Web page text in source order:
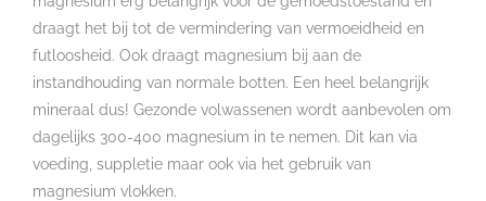
draagt het bij tot de vermindering van vermoeidheid en
futloosheid. Ook draagt magnesium bij aan de
instandhouding van normale botten. Een heel belangrijk
mineraal dus! Gezonde volwassenen wordt aanbevolen om
dagelijks 300-400 magnesium in te nemen. Dit kan via
voeding, suppletie maar ook via het gebruik van
magnesium vlokken.